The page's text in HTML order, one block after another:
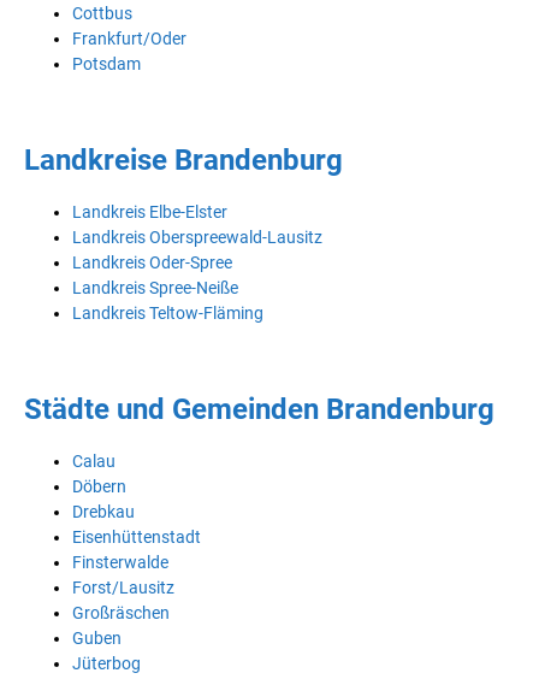
Cottbus
Frankfurt/Oder
Potsdam
Landkreise Brandenburg
Landkreis Elbe-Elster
Landkreis Oberspreewald-Lausitz
Landkreis Oder-Spree
Landkreis Spree-Neiße
Landkreis Teltow-Fläming
Städte und Gemeinden Brandenburg
Calau
Döbern
Drebkau
Eisenhüttenstadt
Finsterwalde
Forst/Lausitz
Großräschen
Guben
Jüterbog